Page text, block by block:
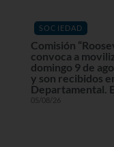
SOCIEDAD
Comisión
convoca a
domingo 9 de
y son recibidos
Departamental.
05/08/26